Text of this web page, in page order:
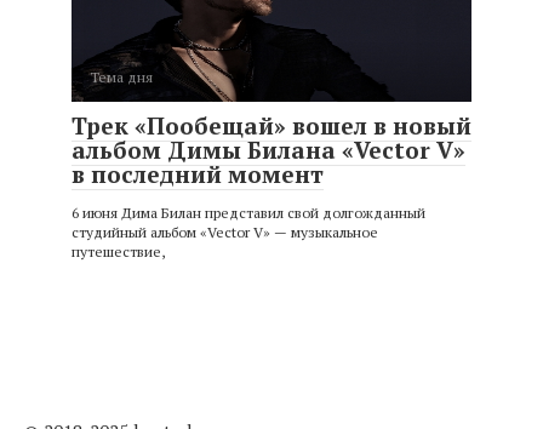
Тема дня
Трек «Пообещай» вошел в новый
альбом Димы Билана «Vector V»
в последний момент
6 июня Дима Билан представил свой долгожданный
студийный альбом «Vector V» — музыкальное
путешествие,